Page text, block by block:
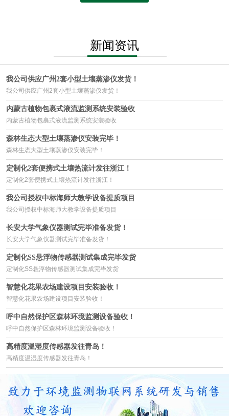
新闻资讯
我公司供应广州2套小型土壤蒸渗仪发货！
我公司供应广州2套小型土壤蒸渗仪发货！
内蒙古植物包裹式液流监测系统安装验收
内蒙古植物包裹式液流监测系统安装验收
森林生态大型土壤蒸渗仪安装完毕！
森林生态大型土壤蒸渗仪安装完毕！
定制化2套便携式土壤热流计发往浙江！
定制化2套便携式土壤热流计发往浙江！
我公司授权中标海师大教学设备提质项目
我公司授权中标海师大教学设备提质项目
长安大学气象仪器测试完毕准备发货！
长安大学气象仪器测试完毕准备发货！
定制化SS悬浮物传感器测试集成完毕发货
定制化SS悬浮物传感器测试集成完毕发货
智慧化花果农场建设项目安装验收！
智慧化花果农场建设项目安装验收！
呼中自然保护区森林环境监测设备验收！
呼中自然保护区森林环境监测设备验收！
高精度温湿度传感器发往青岛！
高精度温湿度传感器发往青岛！